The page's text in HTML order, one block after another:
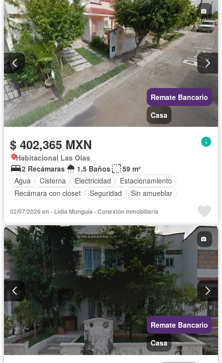
Remate Bancario
Casa
$ 402,365 MXN
Habitacional Las Olas
2 Recámaras
1.5 Baños
59 m²
Agua
Cisterna Electricidad
Estacionamiento
Recámara con closet
Seguridad Sin amueblar
02/07/2026 en - Lidia Munguía - Conexión inmobiliaria
Remate Bancario
Casa